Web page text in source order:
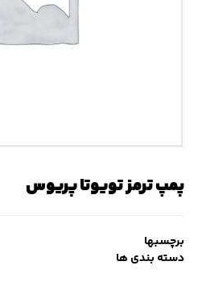
پمپ ترمز تویوتا پریوس
برچسبها
دسته بندی ها